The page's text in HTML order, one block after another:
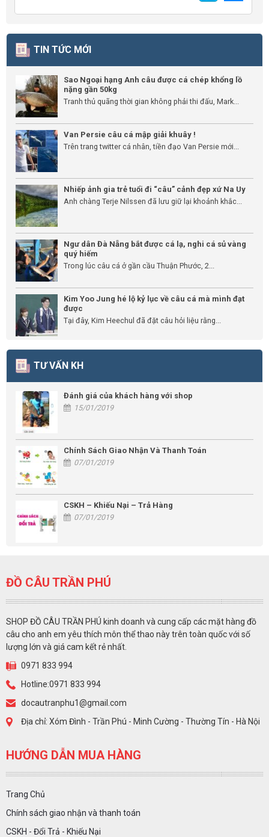
TIN TỨC MỚI
Sao Ngoại hạng Anh câu được cá chép khổng lồ
nặng gần 50kg
Tranh thủ quãng thời gian không phải thi đấu, Mark...
Van Persie câu cá mập giải khuây !
Trên trang twitter cá nhân, tiền đạo Van Persie mới...
Nhiếp ảnh gia trẻ tuổi đi “câu” cảnh đẹp xứ Na Uy
Anh chàng Terje Nilssen đã lưu giữ lại khoảnh khắc...
Ngư dân Đà Nẵng bắt được cá lạ, nghi cá sủ vàng
quý hiếm
Trong lúc câu cá ở gần cầu Thuận Phước, 2...
Kim Yoo Jung hé lộ kỷ lục về câu cá mà mình đạt
được
Tại đây, Kim Heechul đã đặt câu hỏi liệu rằng...
TƯ VẤN KH
Đánh giá của khách hàng với shop
15/01/2019
Chính Sách Giao Nhận Và Thanh Toán
07/01/2019
CSKH – Khiếu Nại – Trả Hàng
07/01/2019
ĐỒ CÂU TRẦN PHÚ
SHOP ĐỒ CÂU TRẦN PHÚ kinh doanh và cung cấp các mặt hàng đồ
câu cho anh em yêu thích môn thể thao này trên toàn quốc với số
lượng lớn và giá cam kết rẻ nhất.
0971 833 994
Hotline:0971 833 994
docautranphu1@gmail.com
Địa chỉ: Xóm Đình - Trần Phú - Minh Cường - Thường Tín - Hà Nội
HƯỚNG DẪN MUA HÀNG
Trang Chủ
Chính sách giao nhận và thanh toán
CSKH - Đổi Trả - Khiếu Nại